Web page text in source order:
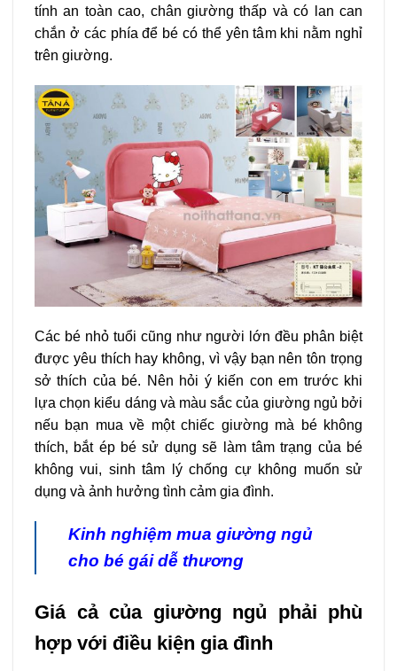
tính an toàn cao, chân giường thấp và có lan can
chắn ở các phía để bé có thể yên tâm khi nằm nghỉ
trên giường.
Các bé nhỏ tuổi cũng như người lớn đều phân biệt
được yêu thích hay không, vì vậy bạn nên tôn trọng
sở thích của bé. Nên hỏi ý kiến con em trước khi
lựa chọn kiểu dáng và màu sắc của giường ngủ bởi
nếu bạn mua về một chiếc giường mà bé không
thích, bắt ép bé sử dụng sẽ làm tâm trạng của bé
không vui, sinh tâm lý chống cự không muốn sử
dụng và ảnh hưởng tình cảm gia đình.
Kinh nghiệm mua giường ngủ
cho bé gái dễ thương
Giá cả của giường ngủ phải phù
hợp với điều kiện gia đình